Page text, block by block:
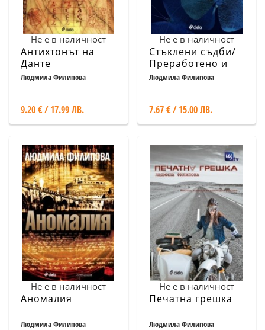
Не е в наличност
Антихтонът на
Данте
Людмила Филипова
9.20 € / 17.99 ЛВ.
Не е в наличност
Стъклени съдби/
Преработено и
допълнено
Людмила Филипова
7.67 € / 15.00 ЛВ.
Не е в наличност
Аномалия
Людмила Филипова
Не е в наличност
Печатна грешка
Людмила Филипова